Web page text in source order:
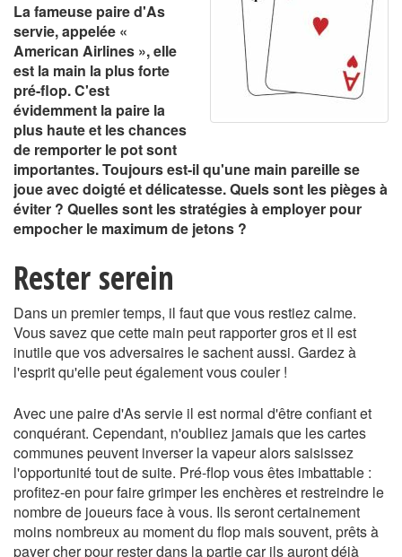
La fameuse paire d'As
servie, appelée «
American Airlines », elle
est la main la plus forte
pré-flop. C'est
évidemment la paire la
plus haute et les chances
de remporter le pot sont
importantes. Toujours est-il qu'une main pareille se
joue avec doigté et délicatesse. Quels sont les pièges à
éviter ? Quelles sont les stratégies à employer pour
empocher le maximum de jetons ?
Rester serein
Dans un premier temps, il faut que vous restiez calme.
Vous savez que cette main peut rapporter gros et il est
inutile que vos adversaires le sachent aussi. Gardez à
l'esprit qu'elle peut également vous couler !
Avec une paire d'As servie il est normal d'être confiant et
conquérant. Cependant, n'oubliez jamais que les cartes
communes peuvent inverser la vapeur alors saisissez
l'opportunité tout de suite. Pré-flop vous êtes imbattable :
profitez-en pour faire grimper les enchères et restreindre le
nombre de joueurs face à vous. Ils seront certainement
moins nombreux au moment du flop mais souvent, prêts à
payer cher pour rester dans la partie car ils auront déjà